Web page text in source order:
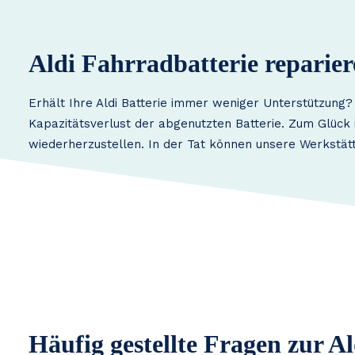
Aldi Fahrradbatterie
Erhält Ihre Aldi Batterie immer weniger
Kapazitätsverlust der abgenutzten Batterie. Zum
wiederherzustellen. In der Tat können unsere
Häufig gestellte Fragen zur